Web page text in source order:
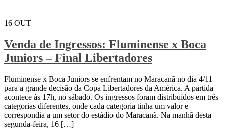
16 OUT
Venda de Ingressos: Fluminense x Boca
Juniors – Final Libertadores
Fluminense x Boca Juniors se enfrentam no Maracanã no dia 4/11
para a grande decisão da Copa Libertadores da América. A partida
acontece às 17h, no sábado. Os ingressos foram distribuídos em três
categorias diferentes, onde cada categoria tinha um valor e
correspondia a um setor do estádio do Maracanã. Na manhã desta
segunda-feira, 16 […]